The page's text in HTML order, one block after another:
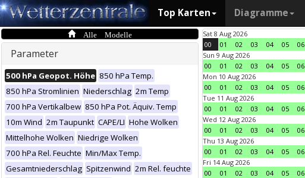
Top Karten Diagramme
Alle Modelle
Parameter
500 hPa Geopot. Höhe 850 hPa Temp.
850 hPa Stromlinien Niederschlag 2m Temp
700 hPa Vertikalbew 850 hPa Pot. Äquiv. Temp
10m Wind 2m Taupunkt CAPE/LI Hohe Wolken
Mittelhohe Wolken Niedrige Wolken
700 hPa Rel. Feuchte Min/Max Temp.
Gesamtniederschlag Spitzenwind 2m Rel. feuchte
Sat 8 Aug 2026
00
01 02 03 04 05 06
Sun 9 Aug 2026
00
01 02 03 04 05 06
Mon 10 Aug 2026
00
01 02 03 04 05 06
Tue 11 Aug 2026
00
01 02 03 04 05 06
Wed 12 Aug 2026
00
01 02 03 04 05 06
Thu 13 Aug 2026
00
01 02 03 04 05 06
Fri 14 Aug 2026
00
01 02 03 04 05 06